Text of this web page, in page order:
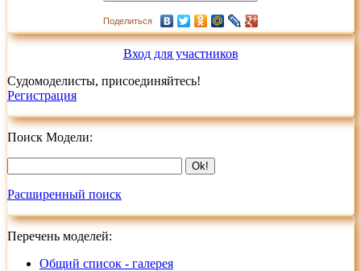
Поделиться
Вход для участников
Судомоделисты, присоединяйтесь!
Регистрация
Поиск Модели:
Расширенный поиск
Перечень моделей:
Общий список - галерея